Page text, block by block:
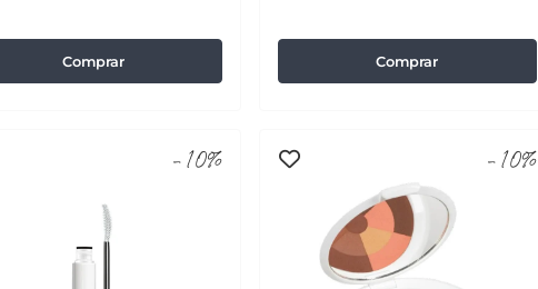
Comprar Comprar
-10% -10%